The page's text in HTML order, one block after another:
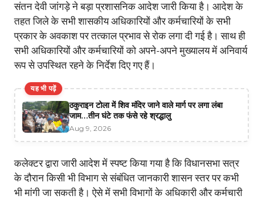
संतन देवी जांगड़े ने बड़ा प्रशासनिक आदेश जारी किया है। आदेश के
तहत जिले के सभी शासकीय अधिकारियों और कर्मचारियों के सभी
प्रकार के अवकाश पर तत्काल प्रभाव से रोक लगा दी गई है। साथ ही
सभी अधिकारियों और कर्मचारियों को अपने-अपने मुख्यालय में अनिवार्य
रूप से उपस्थित रहने के निर्देश दिए गए हैं।
यह भी पढ़ें
ठकुराइन टोला में शिव मंदिर जाने वाले मार्ग पर लगा लंबा
जाम…तीन घंटे तक फंसे रहे श्रद्धालु
Aug 9, 2026
कलेक्टर द्वारा जारी आदेश में स्पष्ट किया गया है कि विधानसभा सत्र
के दौरान किसी भी विभाग से संबंधित जानकारी शासन स्तर पर कभी
भी मांगी जा सकती है। ऐसे में सभी विभागों के अधिकारी और कर्मचारी